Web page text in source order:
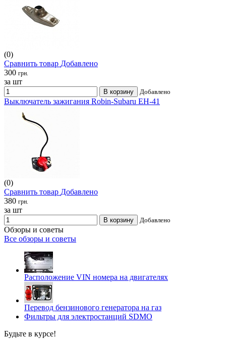
(0)
Сравнить товар Добавлено
300 грн.
за шт
В корзину Добавлено
Выключатель зажигания Robin-Subaru EH-41
(0)
Сравнить товар Добавлено
380 грн.
за шт
В корзину Добавлено
Обзоры и советы
Все обзоры и советы
Расположение VIN номера на двигателях
Перевод бензинового генератора на газ
Фильтры для электростанций SDMO
Будьте в курсе!